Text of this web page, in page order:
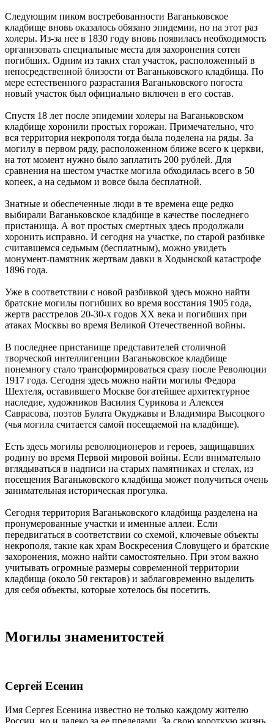
Следующим пиком востребованности Ваганьковское
кладбище вновь оказалось обязано эпидемии, но на этот раз
холеры. Из-за нее в 1830 году вновь появилась необходимость
организовать специальные места для захоронения сотен
погибших. Одним из таких стал участок, расположенный в
непосредственной близости от Ваганьковского кладбища. По
мере естественного разрастания Ваганьковского погоста
новый участок был официально включен в его состав.
Спустя 18 лет после эпидемии холеры на Ваганьковском
кладбище хоронили простых горожан. Примечательно, что
вся территория некрополя тогда была поделена на ряды. За
могилу в первом ряду, расположенном ближе всего к церкви,
на тот момент нужно было заплатить 200 рублей. Для
сравнения на шестом участке могила обходилась всего в 50
копеек, а на седьмом и вовсе была бесплатной.
Знатные и обеспеченные люди в те времена еще редко
выбирали Ваганьковское кладбище в качестве последнего
пристанища. А вот простых смертных здесь продолжали
хоронить исправно. И сегодня на участке, по старой разбивке
считавшемся седьмым (бесплатным), можно увидеть
монумент-памятник жертвам давки в Ходынской катастрофе
1896 года.
Уже в соответствии с новой разбивкой здесь можно найти
братские могилы погибших во время восстания 1905 года,
жертв расстрелов 20-30-х годов XX века и погибших при
атаках Москвы во время Великой Отечественной войны.
В последнее пристанище представителей столичной
творческой интеллигенции Ваганьковское кладбище
понемногу стало трансформироваться сразу после Революции
1917 года. Сегодня здесь можно найти могилы Федора
Шехтеля, оставившего Москве богатейшее архитектурное
наследие, художников Василия Сурикова и Алексея
Саврасова, поэтов Булата Окуджавы и Владимира Высоцкого
(чья могила считается самой посещаемой на кладбище).
Есть здесь могилы революционеров и героев, защищавших
родину во время Первой мировой войны. Если внимательно
вглядываться в надписи на старых памятниках и стелах, из
посещения Ваганьковского кладбища может получиться очень
занимательная историческая прогулка.
Сегодня территория Ваганьковского кладбища разделена на
пронумерованные участки и именные аллеи. Если
передвигаться в соответствии со схемой, ключевые объекты
некрополя, такие как храм Воскресения Словущего и братские
захоронения, можно найти самостоятельно. При этом важно
учитывать огромные размеры современной территории
кладбища (около 50 гектаров) и заблаговременно выделить
для себя объекты, которые хотелось бы посетить.
Могилы знаменитостей
Сергей Есенин
Имя Сергея Есенина известно не только каждому жителю
России, но и далеко за ее пределами. За свою короткую жизнь